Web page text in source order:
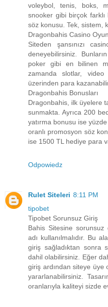
voleybol, tenis, boks,
snooker gibi birçok farklı
söz konusu. Tek, sistem,
Dragonbahis Casino
Siteden şansınızı
deneyebilirsiniz.
poker gibi en bilinen
zamanda slotlar,
üzerinden para
Dragonbahis Bonusları
Dragonbahis, ilk üyelere
sunmakta. Ayrıca 200
yatırma bonusu ise
oranlı promosyon söz
ise 1500 TL hediye para
Odpowiedz
Rulet Siteleri 8:11 PM
tipobet
Tipobet Sorunsuz Giriş
Bahis Sitesine
adı kullanılmalıdır. Bu
giriş sağladıktan sonra
dahil olabilirsiniz. Eğer
giriş ardından siteye üye
yararlanabilirsiniz.
oranlarıyla kaliteyi sizde